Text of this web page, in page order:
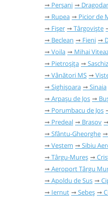
Perșani
Rupea
Picior de
Fișer
Târgoviște
Beclean
Fieni
Voila
Mihai
Pietroșița
Saschiz
Vânători MS
Sighișoara
Sinaia
Arpașu de Jos
Porumbacu de Jos
Predeal
Brașov
Sfântu-Gheorghe
Veștem
Sibiu
Târgu-Mureș
Aeroport Târgu
Apoldu de Sus
Iernut
Sebeș